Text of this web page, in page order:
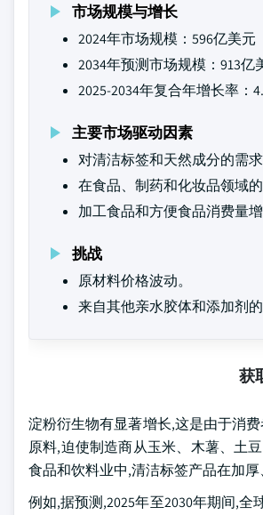
市场规模与增长
2024年市场规模：596亿美元
2034年预测市场规模：913亿
2025-2034年复合年增长率：
主要市场驱动因素
对清洁标签和天然成分的需求
在食品、制药和化妆品领域的
加工食品和方便食品消费量增
挑战
原材料价格波动。
来自其他亲水胶体和添加剂的
获
淀粉衍生物有显著增长,这是由于消
原料,迫使制造商从玉米、木薯、土
食品和饮料业中,清洁标签产品在加
例如,据预测,2025年至2030年期间,